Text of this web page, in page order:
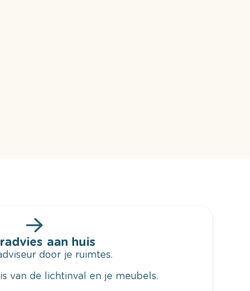
aan huis
door je ruimtes.
van de lichtinval en je meubels.